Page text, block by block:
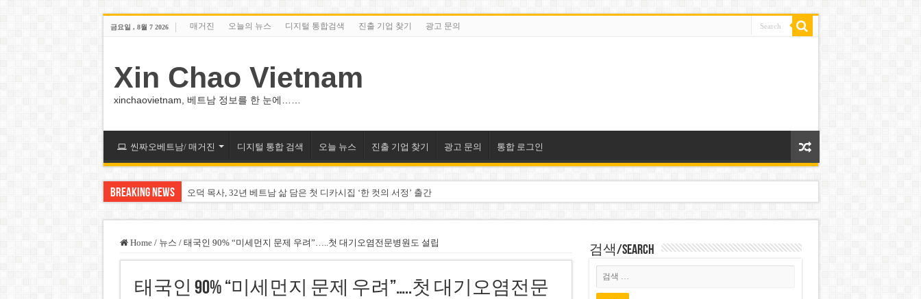
금요일 , 8월 7 2026 매거진 오늘의 뉴스 디지털 통합검색 진출 기업 찾기 광고 문의
Xin Chao Vietnam
xinchaovietnam, 베트남 정보를 한 눈에……
씬짜오베트남/ 매거진 디지털 통합 검색 오늘 뉴스 진출 기업 찾기 광고 문의 통합 로그인
Breaking News 오덕 목사, 32년 베트남 삶 담은 첫 디카시집 ‘한 컷의 서정’ 출간
MWG 대표 “올해 이익 목표 9조2천억동, 2~3개월 조기 달성 자신”
FIFA 인판티노 회장, 유럽 축구계·북미 정치권 불신임 압박 직면
미화원 쪽방 휴게실 논란…허리도 못 펴는 열악한 환경
Home / 뉴스 / 태국인 90% “미세먼지 문제 우려”…..첫 대기오염전문병원도 설립
태국인 90% “미세먼지 문제 우려”…..첫 대기오염전문
검색/Search